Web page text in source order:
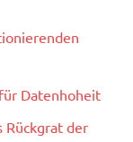
Datenhoheit
Rückgrat der